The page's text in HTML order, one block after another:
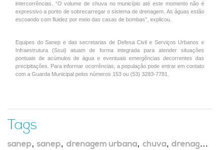
intercorrências. “O volume de chuva no município até este momento não é
expressivo a ponto de sobrecarregar o sistema de drenagem. As águas estão
escoando com fluidez por meio das casas de bombas”, explicou.
Equipes do Sanep e das secretarias de Defesa Civil e Serviços Urbanos e
Infraestrutura (Ssui) atuam de forma integrada para atender situações
pontuais de acúmulos de água e eventuais emergências decorrentes das
precipitações. Para informar ocorrências, a população pode entrar em contato
com a Guarda Municipal pelos números 153 ou (53) 3283-7781.
Tags
sanep,sanep, drenagem urbana, chuva,drenagem